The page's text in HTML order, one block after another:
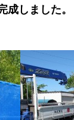
成しました。